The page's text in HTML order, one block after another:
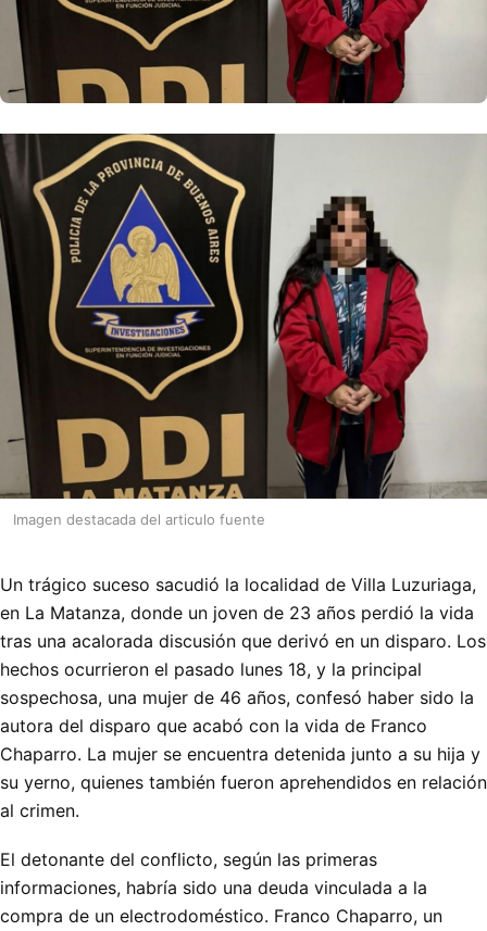
Imagen destacada del articulo fuente
Un trágico suceso sacudió la localidad de Villa Luzuriaga,
en La Matanza, donde un joven de 23 años perdió la vida
tras una acalorada discusión que derivó en un disparo. Los
hechos ocurrieron el pasado lunes 18, y la principal
sospechosa, una mujer de 46 años, confesó haber sido la
autora del disparo que acabó con la vida de Franco
Chaparro. La mujer se encuentra detenida junto a su hija y
su yerno, quienes también fueron aprehendidos en relación
al crimen.
El detonante del conflicto, según las primeras
informaciones, habría sido una deuda vinculada a la
compra de un electrodoméstico. Franco Chaparro, un